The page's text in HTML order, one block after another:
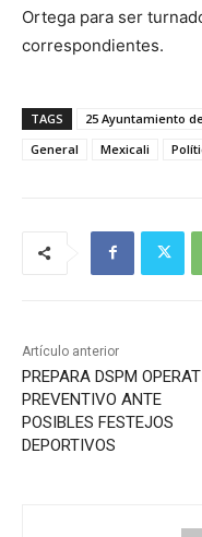
Ortega para ser
correspondientes.
TAGS 25 Ayuntamiento
General
Mexicali
Artículo anterior
PREPARA DSPM
PREVENTIVO ANTE
POSIBLES FESTEJOS
DEPORTIVOS